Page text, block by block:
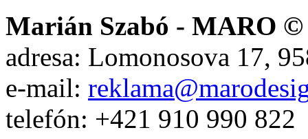
Marián Szabó - MARO ©
adresa: Lomonosova 17,
e-mail:
telefón: +421 910 990 822